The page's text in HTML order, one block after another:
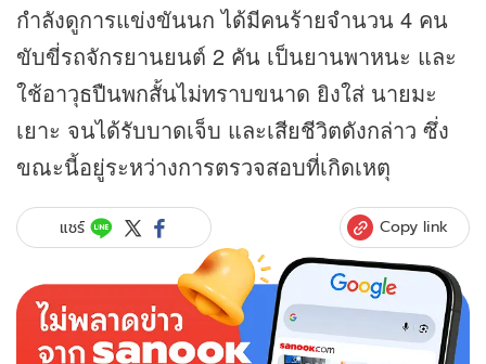
กำลังดูการแข่งขันนก ได้มีคนร้ายจำนวน 4 คน
ขับขี่รถจักรยานยนต์ 2 คัน เป็นยานพาหนะ และ
ใช้อาวุธปืนพกสั้นไม่ทราบขนาด ยิงใส่ นายมะ
เยาะ จนได้รับบาดเจ็บ และเสียชีวิตดังกล่าว ซึ่ง
ขณะนี้อยู่ระหว่างการตรวจสอบที่เกิดเหตุ
แชร์ Copy link